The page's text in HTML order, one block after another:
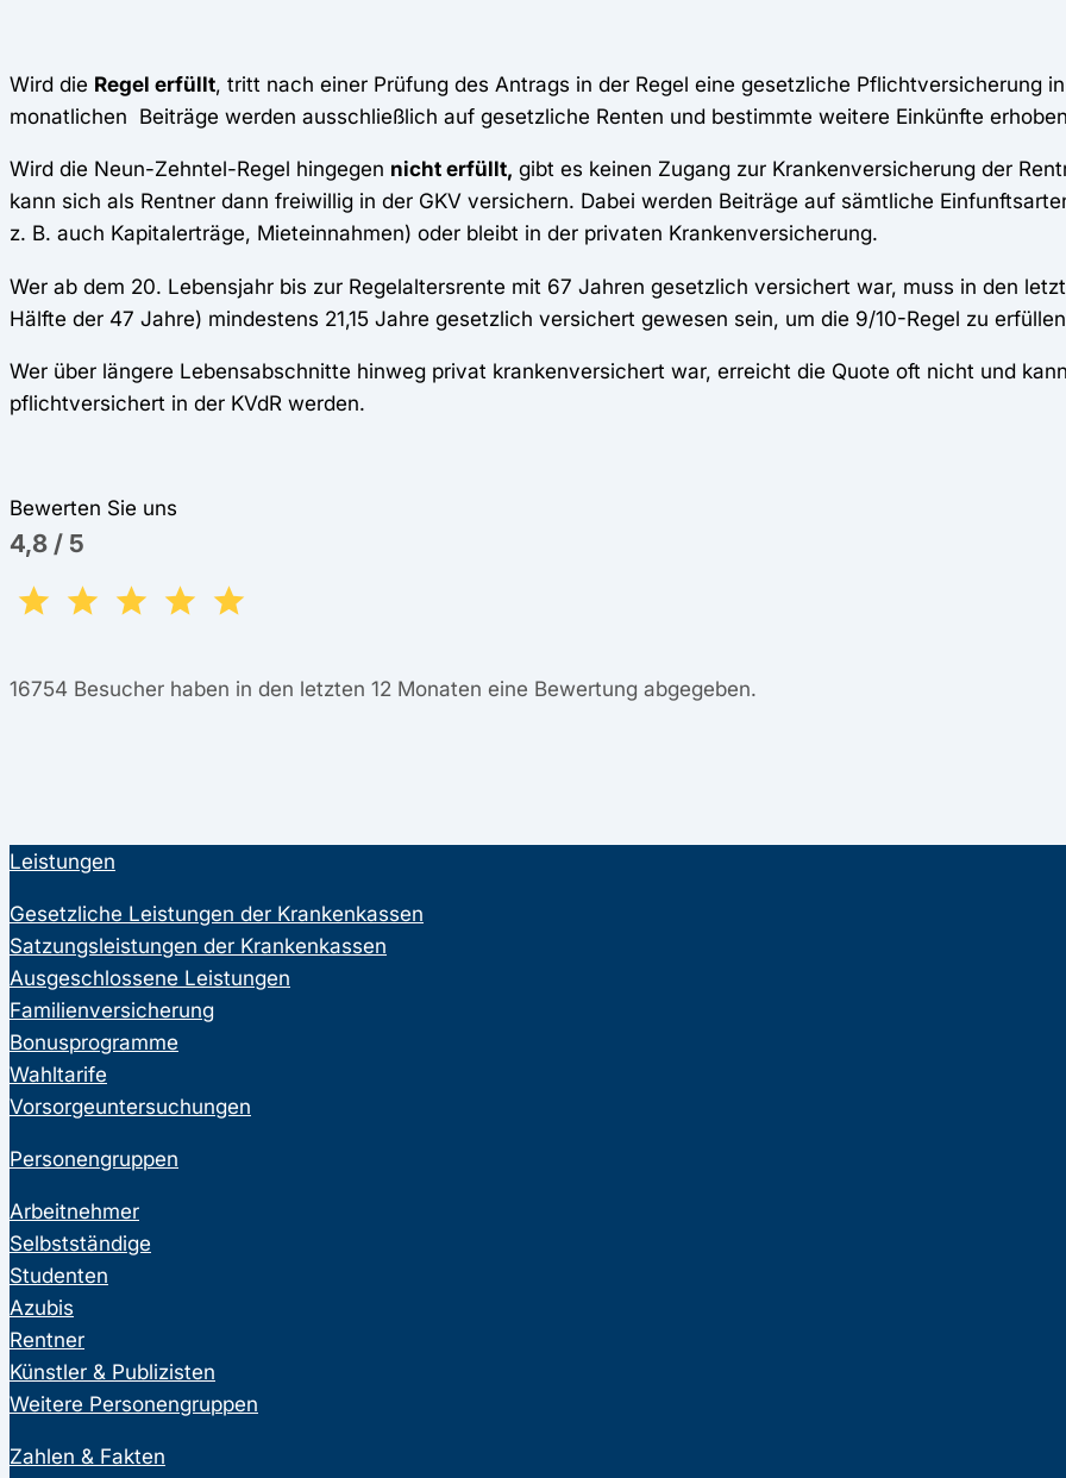
Wird die Regel erfüllt, tritt nach einer Prüfung des Antrags in der Regel eine gesetzliche Pflichtversicherung
monatlichen Beiträge werden ausschließlich auf gesetzliche Renten und bestimmte weitere Einkünfte
Wird die Neun-Zehntel-Regel hingegen nicht erfüllt, gibt es keinen Zugang zur Krankenversicherung der
kann sich als Rentner dann freiwillig in der GKV versichern. Dabei werden Beiträge auf sämtliche
z. B. auch Kapitalerträge, Mieteinnahmen) oder bleibt in der privaten Krankenversicherung.
Wer ab dem 20. Lebensjahr bis zur Regelaltersrente mit 67 Jahren gesetzlich versichert war, muss in den
Hälfte der 47 Jahre) mindestens 21,15 Jahre gesetzlich versichert gewesen sein, um die 9/10-Regel zu
Wer über längere Lebensabschnitte hinweg privat krankenversichert war, erreicht die Quote oft nicht und
pflichtversichert in der KVdR werden.
Bewerten Sie uns
4,8 / 5
16754 Besucher haben in den letzten 12 Monaten eine Bewertung abgegeben.
Leistungen
Gesetzliche Leistungen der Krankenkassen
Satzungsleistungen der Krankenkassen
Ausgeschlossene Leistungen
Familienversicherung
Bonusprogramme
Wahltarife
Vorsorgeuntersuchungen
Personengruppen
Arbeitnehmer
Selbstständige
Studenten
Azubis
Rentner
Künstler & Publizisten
Weitere Personengruppen
Zahlen & Fakten